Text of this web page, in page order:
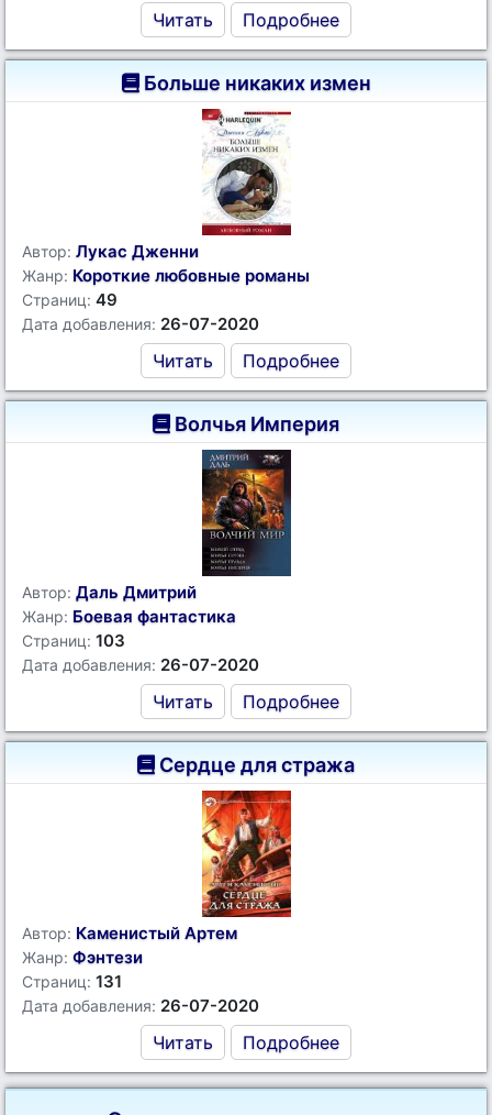
Читать Подробнее
Больше никаких измен
Автор: Лукас Дженни
Жанр: Короткие любовные романы
Страниц: 49
Дата добавления: 26-07-2020
Читать Подробнее
Волчья Империя
Автор: Даль Дмитрий
Жанр: Боевая фантастика
Страниц: 103
Дата добавления: 26-07-2020
Читать Подробнее
Сердце для стража
Автор: Каменистый Артем
Жанр: Фэнтези
Страниц: 131
Дата добавления: 26-07-2020
Читать Подробнее